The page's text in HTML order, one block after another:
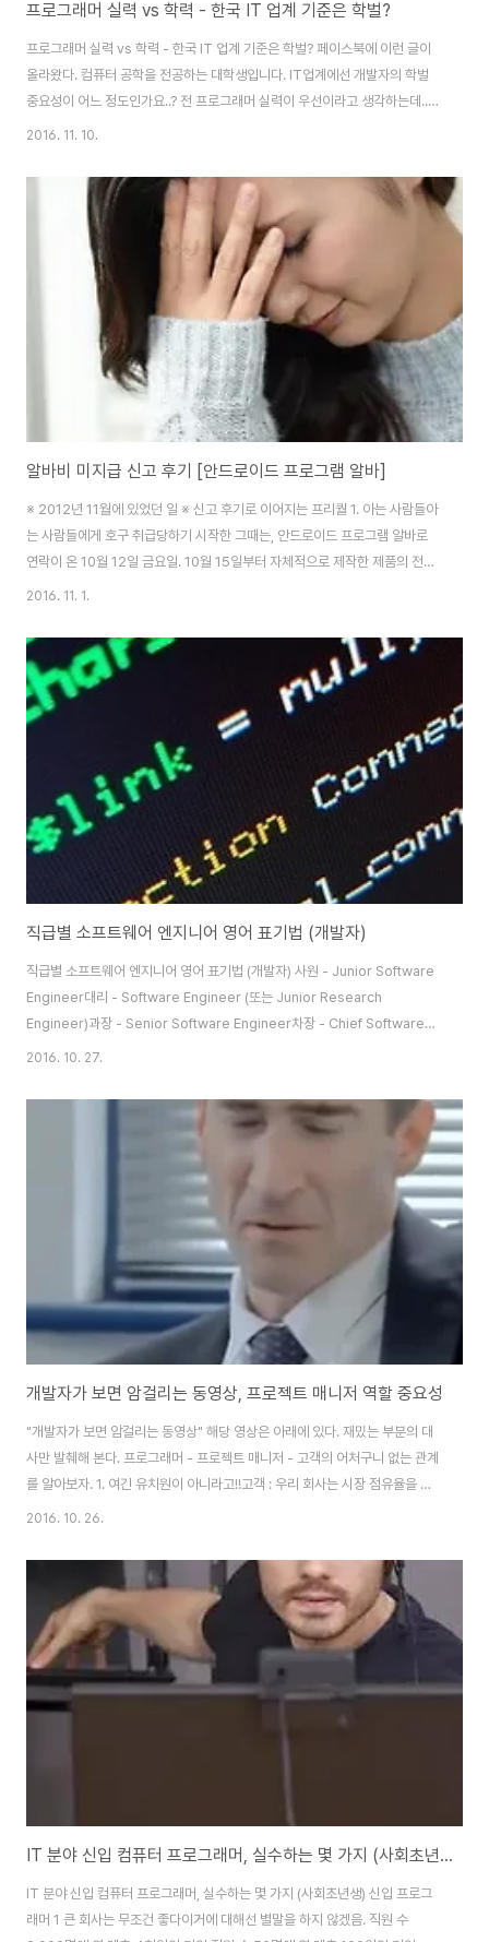
프로그래머 실력 vs 학력 - 한국 IT 업계 기준은 학벌?
프로그래머 실력 vs 학력 - 한국 IT 업계 기준은 학벌? 페이스북에 이런 글이
올라왔다. 컴퓨터 공학을 전공하는 대학생입니다. IT업계에선 개발자의 학벌
중요성이 어느 정도인가요..? 전 프로그래머 실력이 우선이라고 생각하는데..
링크 -
[클릭] 한 대학생의 글에 많은 사람이 정성껏 댓글을 달았다. 아쉽게도, 댓글들
을 정독했지만 내가 원하는 내용은 없었다. 1. 내가 원하던 내용 내가 원하던 건,
이런 거다. "제가 근무하는 회사에선 이런 식으로 프로그래머 실력을 가늠합니
다.""이런 사람이 실력 좋은 개발자입니다. 이렇게 되세요.""실력이란 이런 겁
니다." 실력이란..
2016. 11. 10.
알바비 미지급 신고 후기 [안드로이드 프로그램 알바]
※ 2012년 11월에 있었던 일 ※ 신고 후기로 이어지는 프리퀄 1. 아는 사람들아
는 사람들에게 호구 취급당하기 시작한 그때는, 안드로이드 프로그램 알바로
연락이 온 10월 12일 금요일. 10월 15일부터 자체적으로 제작한 제품의 전시
회가 있었던 어떤 회사. 문자만 띄엄띄엄 보내길래 답답해서 전화도 제가 먼저
미 악연이 되었지만... 본론으로 들어가면, 지난달 12일에 제게 연락을 했습니
다. 프로그램 알바 구하는 게 급하다. 15일부터 전시회다.장비와 연동되는 어플
이 필요하다.앱도 없고,어플 만들 사람도 없고, 경력자에게 맡기려니 비싸고,회
사로 와서 만들 경우 돈을 더 줘야 하고,XXXX 부서 여건상 너에게 부탁하는..
2016. 11. 1.
직급별 소프트웨어 엔지니어 영어 표기법 (개발자)
직급별 소프트웨어 엔지니어 영어 표기법 (개발자) 사원 - Junior Software
Engineer대리 - Software Engineer (또는 Junior Research
Engineer)과장 - Senior Software Engineer차장 - Chief Software
Engineer부장 - Principal Software Engineer 주임 - Junior (또는 전
다 조금씩 다르겠으나, 대략 이 정도가 바르다고 보이네요. 사원이나 대리, 대리
나 주임을 별도로 구분하지 않는 회사들도 있어서 만국 공용 표기법은 없다는
게 제 생각이고, 가장 정확한 건 그 회사 방침을 따르는 게 아닐까 ..
2016. 10. 27.
개발자가 보면 암걸리는 동영상, 프로젝트 매니저 역할 중요성
"개발자가 보면 암걸리는 동영상" 해당 영상은 아래에 있다. 재밌는 부분의 대
사만 발췌해 본다. 프로그래머 - 프로젝트 매니저 - 고객의 어처구니 없는 관계
를 알아보자. 1. 여긴 유치원이 아니라고!!고객 : 우리 회사는 시장 점유율을 높
이고, 고객들의 브랜드 충성도를 높이면서 유형 자산을 늘리기 위한 새로운 프
새 프로젝트를 시작하려고 합니다. PM : 우리 회사 측 실무자인 앤더슨입니다.
빨간 선을 그리는 일은 전부 그의 담당이죠. 고객 : 여러분이 해주실 일은 7개의
빨간 선을 그리는 것입니다. 7개의 선 모두 직교해야 하며, 초록색 잉크와 투명
잉크로 그려야 합니다. 개발자 : 빨간 선이라는 표현은 선이 빨간색이어야 한다
는..
2016. 10. 26.
IT 분야 신입 컴퓨터 프로그래머, 실수하는 몇 가지 (사회초년생)
IT 분야 신입 컴퓨터 프로그래머, 실수하는 몇 가지 (사회초년생) 신입 프로그
래머 1 큰 회사는 무조건 좋다이거에 대해선 별말을 하지 않겠음. 직원 수